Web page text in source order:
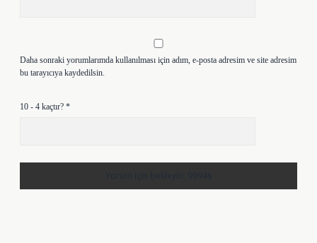
Daha sonraki yorumlarımda kullanılması için adım, e-posta adresim ve site adresim
bu tarayıcıya kaydedilsin.
10 - 4 kaçtır? *